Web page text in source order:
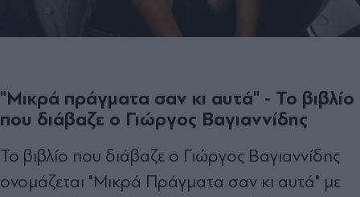
"Μικρά πράγματα σαν κι αυτά" - Το βιβλίο
που διάβαζε ο Γιώργος Βαγιαννίδης
Το βιβλίο που διάβαζε ο Γιώργος Βαγιαννίδης
ονομάζεται "Μικρά Πράγματα σαν κι αυτά" με